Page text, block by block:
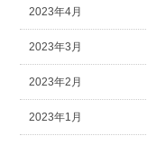
2023年4月
2023年3月
2023年2月
2023年1月